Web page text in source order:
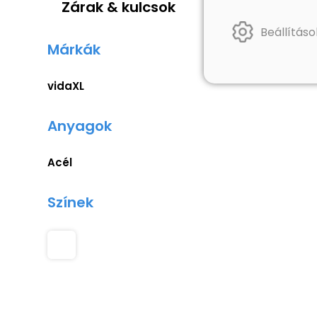
Zárak & kulcsok
Márkák
vidaXL
Anyagok
Acél
Színek